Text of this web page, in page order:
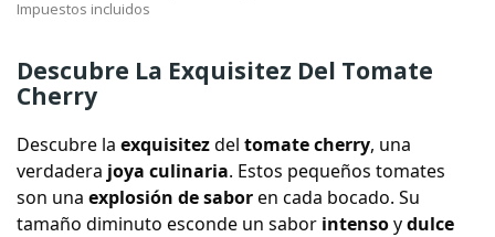
Impuestos incluidos
Descubre La Exquisitez Del Tomate
Cherry
Descubre la exquisitezdel tomate cherry, una
verdadera joya culinaria. Estos pequeños tomates
son una explosión de saboren cada bocado. Su
tamaño diminuto esconde un sabor intensoydulce